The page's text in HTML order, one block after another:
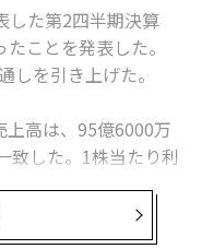
した第2四半期決算
ことを発表した。
しを引き上げた。
高は、95億6000万
致した。1株当たり利
と第1四半期のガイダ
報告した前四半期か
ている。